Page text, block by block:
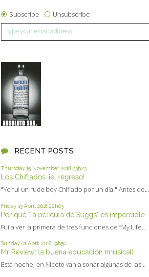
Subscribe Unsubscribe
RECENT POSTS
Thursday 15 November 2018 23h23
Los Chiflados: ¡el regreso!
"Yo fui un rude boy Chiflado por un día!" Antes de...
Friday 13 April 2018 22h03
Por qué "la película de Suggs" es imperdible
Fui a ver la primera de tres funciones de “My Life...
Sunday 01 April 2018 19h50
Mr Review: la buena educación (musical)
Esta noche, en Niceto van a sonar algunas de las...